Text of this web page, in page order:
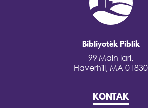
Bibliyotèk Piblik
99 Main lari,
Haverhill, MA 01830
KONTAK